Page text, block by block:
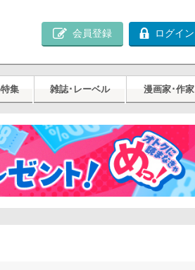
会員登録 ログイン
集 雑誌･レーベル 漫画家･作家